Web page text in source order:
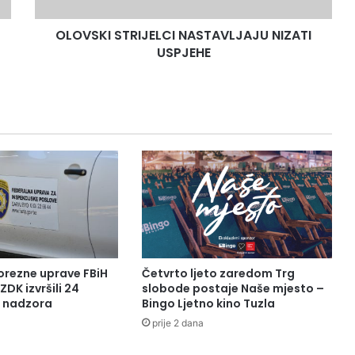
OLOVSKI STRIJELCI NASTAVLJAJU NIZATI
USPJEHE
uprave FBiH
izvršili 24
Četvrto ljeto zaredom Trg
slobode postaje Naše mjesto –
Bingo Ljetno kino Tuzla
prije 2 dana